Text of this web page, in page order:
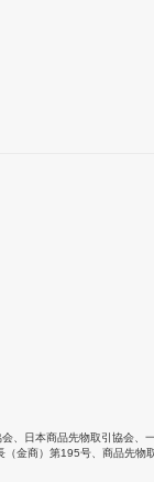
会 日本商品先物取引協会
（金商）第195号、商品先物